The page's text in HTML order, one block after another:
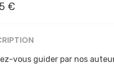
€
vous guider par nos